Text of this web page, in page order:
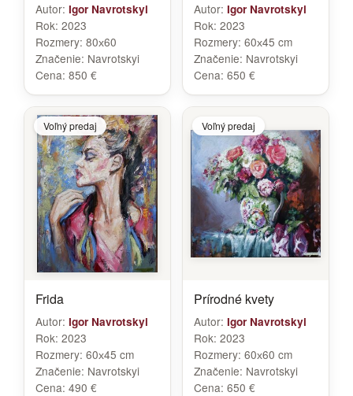
Autor: Igor Navrotskyi
Rok: 2023
Rozmery: 80х60
Značenie: Navrotskyi
Cena: 850 €
Autor: Igor Navrotskyi
Rok: 2023
Rozmery: 60х45 cm
Značenie: Navrotskyi
Cena: 650 €
Voľný predaj
Frida
Autor: Igor Navrotskyi
Rok: 2023
Rozmery: 60х45 cm
Značenie: Navrotskyi
Cena: 490 €
Voľný predaj
Prírodné kvety
Autor: Igor Navrotskyi
Rok: 2023
Rozmery: 60х60 cm
Značenie: Navrotskyi
Cena: 650 €